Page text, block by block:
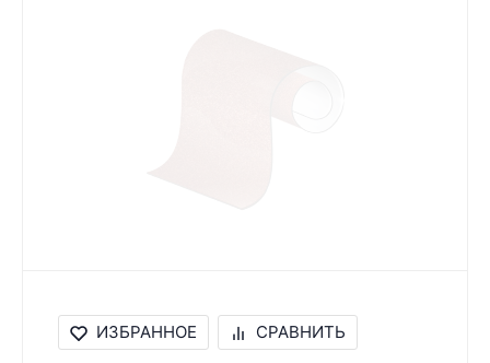
ИЗБРАННОЕ СРАВНИТЬ